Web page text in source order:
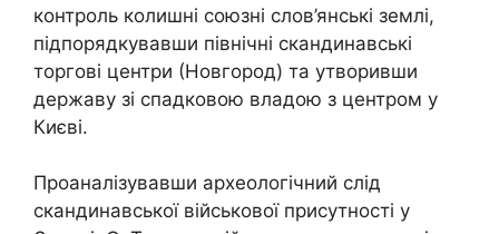
контроль колишні союзні слов’янські землі,
підпорядкувавши північні скандинавські
торгові центри (Новгород) та утворивши
державу зі спадковою владою з центром у
Києві.
Проаналізувавши археологічний слід
скандинавської військової присутності у